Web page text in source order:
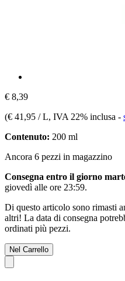
€ 8,39
(€ 41,95 / L, IVA 22% inclusa -
Contenuto: 200 ml
Ancora 6 pezzi in magazzino
Consegna entro il giorno
giovedì alle ore 23:59.
Di questo articolo sono rimasti
altri! La data di consegna
ordinati più pezzi.
Nel Carrello